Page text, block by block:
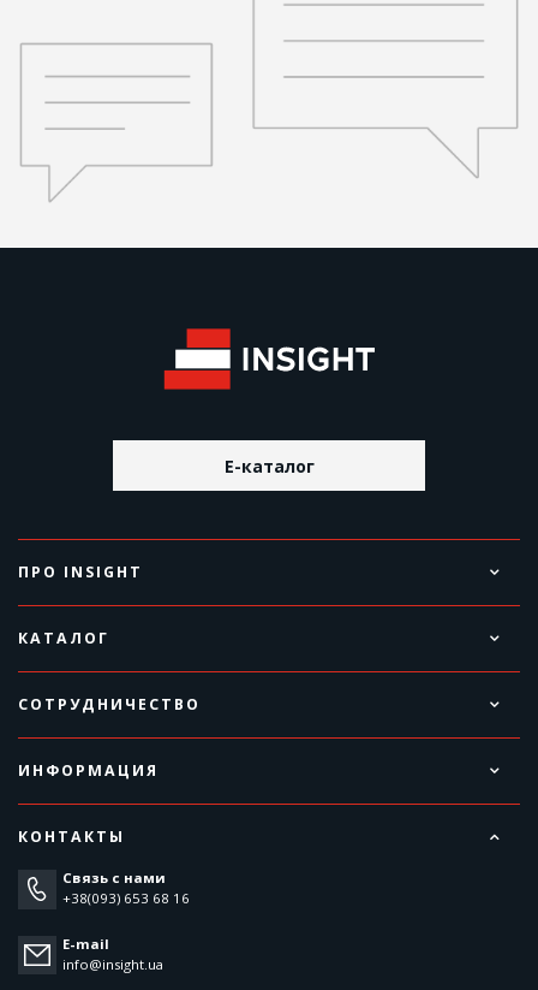
E-каталог
ПРО INSIGHT
КАТАЛОГ
СОТРУДНИЧЕСТВО
ИНФОРМАЦИЯ
КОНТАКТЫ
Связь с нами
+38(093) 653 68 16
E-mail
info@insight.ua